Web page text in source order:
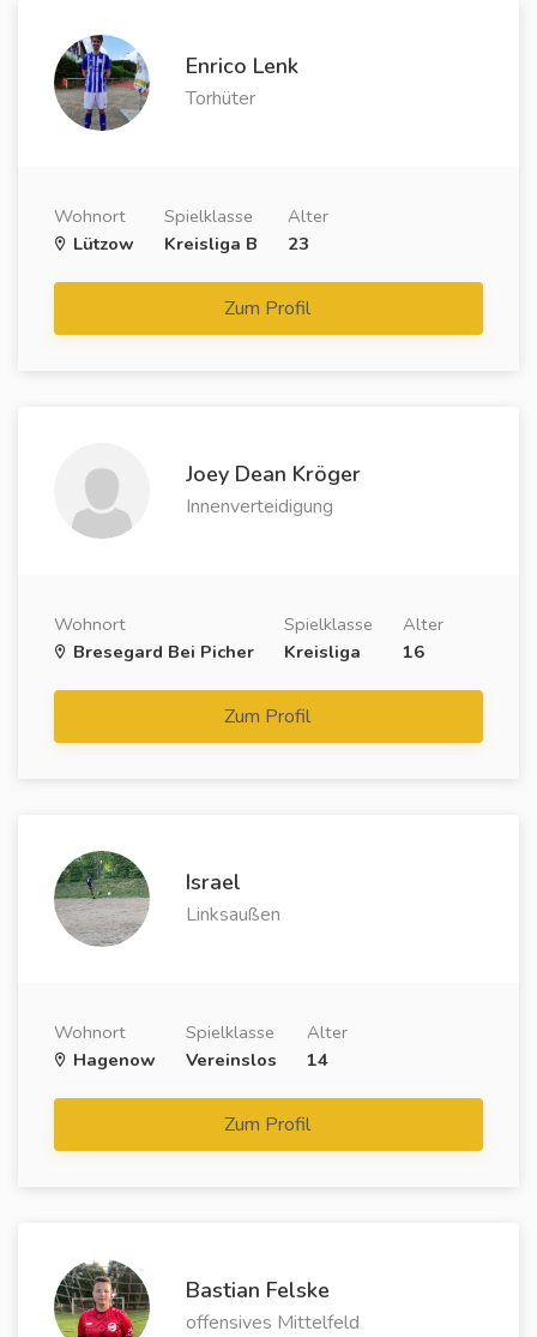
Enrico Lenk
Torhüter
Wohnort
Lützow
Spielklasse
Kreisliga B
Alter
23
Zum Profil
Joey Dean Kröger
Innenverteidigung
Wohnort
Bresegard Bei Picher
Spielklasse
Kreisliga
Alter
16
Zum Profil
Israel
Linksaußen
Wohnort
Hagenow
Spielklasse
Vereinslos
Alter
14
Zum Profil
Bastian Felske
offensives Mittelfeld